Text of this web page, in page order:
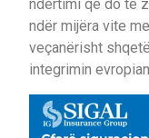
ndërtimi që do të
ndër mijëra vite
veçanërisht
integrimin